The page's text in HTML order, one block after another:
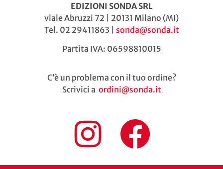
EDIZIONI SONDA SRL
viale Abruzzi 72 | 20131 Milano (MI)
Tel. 02 29411863 | sonda@sonda.it
Partita IVA: 06598810015
C’è un problema con il tuo ordine?
Scrivici a ordini@sonda.it